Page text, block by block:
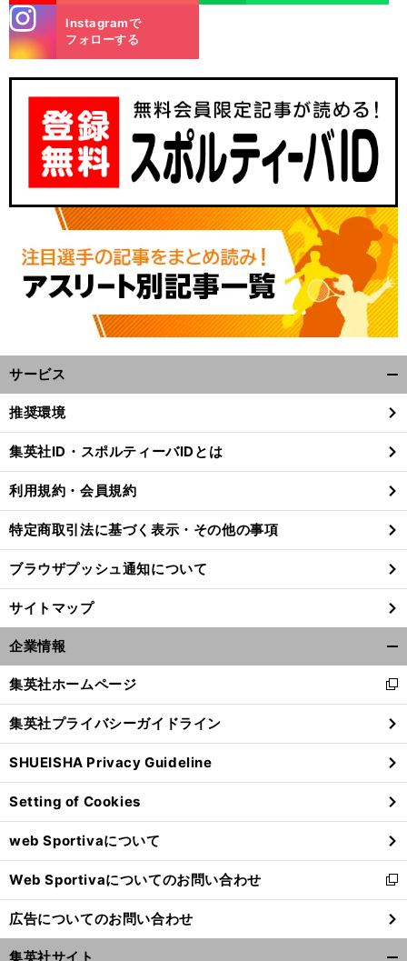
】
戦
」
保建英の今季前半は「
望
とスペイン人記者
新監督の３バック採用でポジション争いはさらに厳しく
m
Instagramで
フォローする
サービス
閉
る
推奨環境
集英社ID・スポルティーバIDとは
利用規約・会員規約
特定商取引法に基づく表示・その他の事項
ブラウザプッシュ通知について
サイトマップ
企業情報
閉
る
集英社ホームページ
新
し
い
ウ
ィ
ン
ド
ウ
で
開
く
集英社プライバシーガイドライン
SHUEISHA Privacy Guideline
Setting of Cookies
web Sportivaについて
Web Sportivaについてのお問い合わせ
新
し
い
ウ
広告についてのお問い合わせ
集英社サイト